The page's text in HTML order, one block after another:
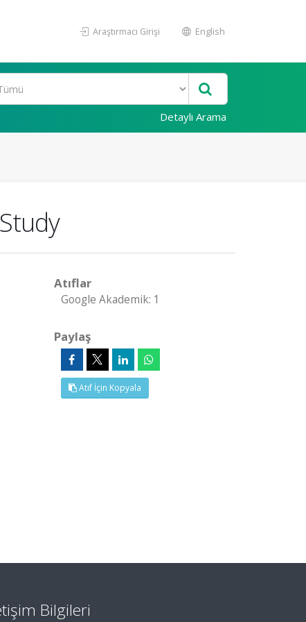
Araştırmacı Girişi English
Detaylı Arama
Atıflar
Google Akademik: 1
Paylaş
Atıf İçin Kopyala
Bilgileri